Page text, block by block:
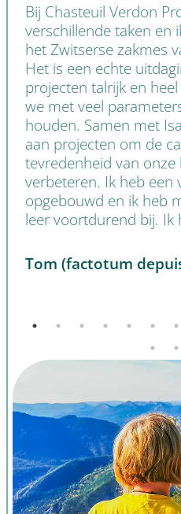
Bij Chasteuil Verdon
verschillende taken en
het Zwitserse zakmes
Het is een echte
projecten talrijk en
we met veel
houden. Samen met
aan projecten om de
tevredenheid van
verbeteren. Ik heb een
opgebouwd en ik heb
leer voortdurend bij.
Tom (factotum